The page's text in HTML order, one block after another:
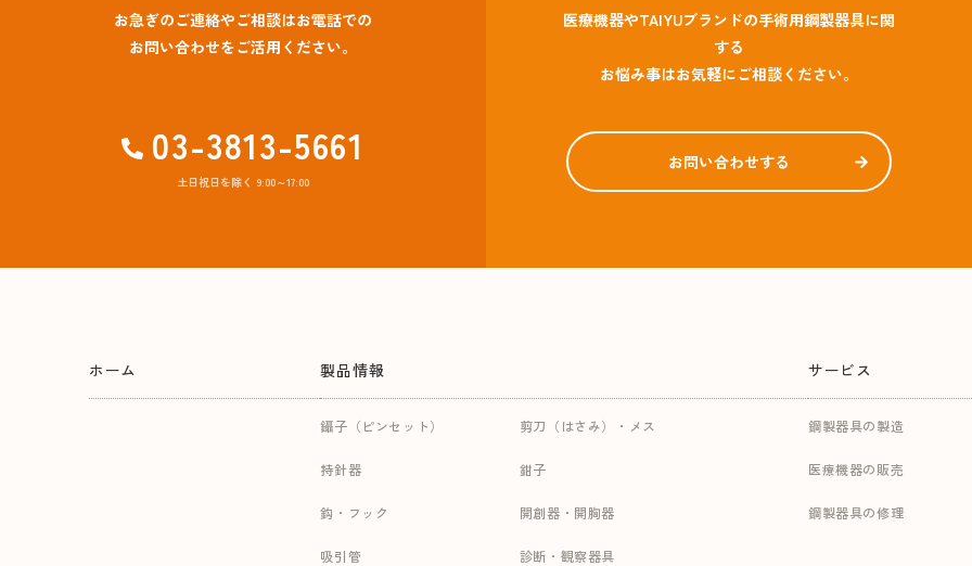
お急ぎのご連絡やご相談はお電話での
お問い合わせをご活用ください。
03-3813-5661
土日祝日を除く 9:00～17:00
医療機器やTAIYUブランドの手術用鋼製器具に関
する
お悩み事はお気軽にご相談ください。
お問い合わせする
ホーム 製品情報
鑷子（ピンセット） 剪刀（はさみ）・メス
持針器 鉗子
鈎・フック 開創器・開胸器
吸引管 診断・観察器具
サービス
鋼製器具の製造
医療機器の販売
鋼製器具の修理